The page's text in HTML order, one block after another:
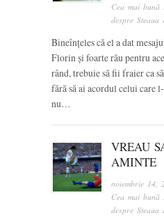
Cea mai
despre Steaua
Bineînțeles că el a dat
Florin și foarte rău pentru
rând, trebuie să fii fraier ca
fără să ai acordul celui care
nu…
VREAU
AMINTE
noiembrie 14,
Cea mai
despre Steaua